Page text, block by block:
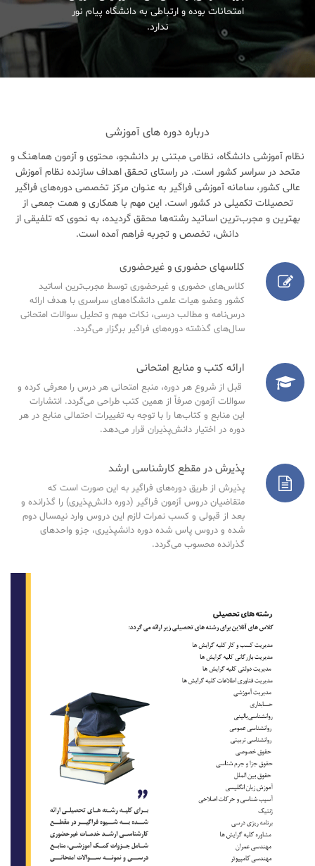
امتحانات بوده و ارتباطی به دانشگاه پیام نور
ندارد.
درباره دوره های آموزشی
نظام آموزشی دانشگاه، نظامی مبتنی بر دانشجو، محتوی و آزمون هماهنگ و
متحد در سراسر کشور است. در راستای تحـقق اهداف سازنده نظام آموزش
عالی کشور، سامانه آموزشی فراگیر به عنـوان مرکز تخصصی دوره‌های فراگیر
تحصیلات تکمیلی در کشور است. این مهم با همکاری و همت جمعی از
بهترین و مجرب‌ترین اساتید رشته‌ها محقق گردیده، به نحوی که تلفیقی از
دانش، تخصص و تجربه فراهم آمده است.
کلاسهای حضوری و غیرحضوری
کلاس‌های حضوری و غیرحضوری توسط مجرب‌ترین اساتید
کشور وعضو هیات علمی دانشگاه‌های سراسری با هدف ارائه
درس‌نامه‌ و مطالب درسی، نکات مهم و تحلیل سوالات امتحانی
سال‌های گذشته دوره‌های فراگیر برگزار می‌گردد.
ارائه کتب و منابع امتحانی
قبل از شروع هر دوره، منبع امتحانی هر درس را معرفی کرده و
سوالات آزمون صرفاً از همین کتب طراحی می‌گردد. انتشارات
این منابع و کتاب‌ها را با توجه به تغییرات احتمالی منابع در هر
دوره در اختیار دانش‌پذیران قرار می‌دهد.
پذیرش در مقطع کارشناسی ارشد
پذیرش از طریق دوره‌های فراگیر به این صورت است که
متقاضیان دروس آزمون فراگیر (دوره دانش‌پذیری) را گذرانده و
بعد از قبولی و کسب نمرات لازم این دروس وارد نیمسال دوم
شده و دروس پاس شده دوره دانشپذیری، جزو واحدهای
گذرانده محسوب می‌گردد.